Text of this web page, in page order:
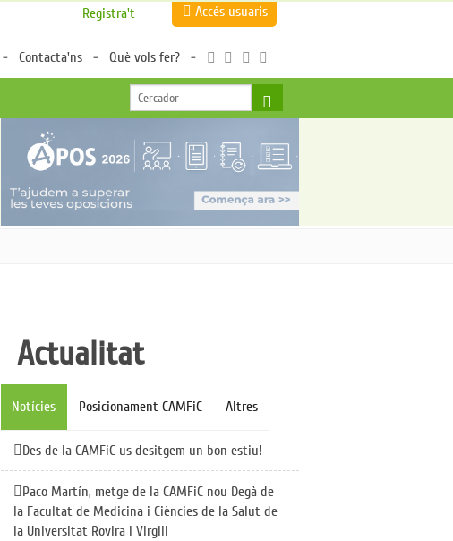
Registra't Accés usuaris
Contacta'ns Què vols fer?
Actualitat
Notícies Posicionament CAMFiC Altres
Des de la CAMFiC us desitgem un bon estiu!
Paco Martín, metge de la CAMFiC nou Degà de
la Facultat de Medicina i Ciències de la Salut de
la Universitat Rovira i Virgili